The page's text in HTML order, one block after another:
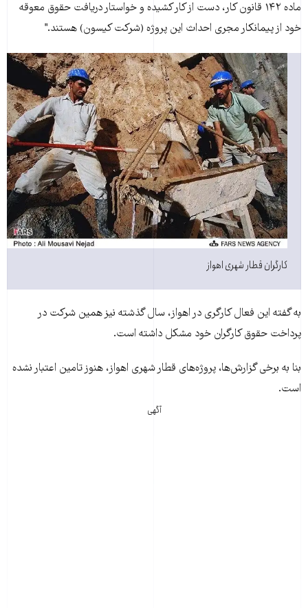
ماده ۱۴۲ قانون کار، دست از کار کشیده و خواستار دریافت حقوق معوقه
خود از پیمانکار مجری احداث این پروژه (شرکت کیسون) هستند."
کارگران قطار شهری اهواز
به گفته این فعال کارگری در اهواز، سال گذشته نیز همین شرکت در
پرداخت حقوق کارگران خود مشکل داشته است.
بنا به برخی گزارش‌ها، پروژه‌های قطار شهری اهواز، هنوز تامین اعتبار نشده
است.
آگهی